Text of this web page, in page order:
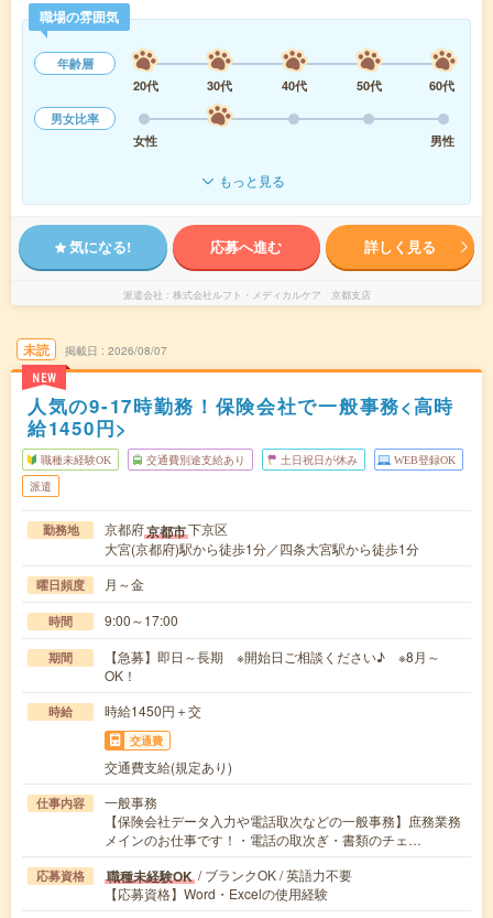
職場の雰囲気
年齢層
20代
30代 40代 50代
60代
男女比率
女性
男性
もっと見る
気になる! 応募へ進む 詳しく見る
派遣会社 株式会社ルフト・メディカルケア 京都支店
未読
NEW
掲載日 2026/08/07
人気の9-17時勤務！保険会社で一般事務<高時
給1450円>
職種未経験OK 交通費別途支給あり 土日祝日が休み WEB登録OK
派遣
勤務地 京都府京都市下京区
大宮(京都府)駅から徒歩1分／四条大宮駅から徒歩1分
曜日頻度 月～金
時間 9:00～17:00
期間
【急募】即日～長期 ※開始日ご相談ください♪ ※8月～
OK！
時給 時給1450円＋交
交通費
交通費支給(規定あり)
仕事内容
一般事務
【保険会社データ入力や電話取次などの一般事務】庶務業務
メインのお仕事です！・電話の取次ぎ・書類のチェ…
応募資格 職種未経験OK / ブランクOK / 英語力不要
【応募資格】Word・Excelの使用経験